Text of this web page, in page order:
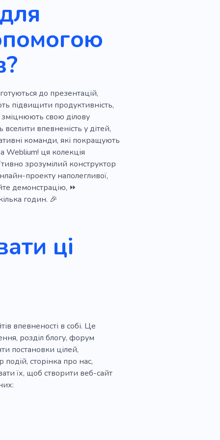
Життєвий тренер
до презентацій,
підвищити продуктивність,
зміцнюють свою ділову
вселити впевненість у дітей,
команди, які покращують
Weblium! ця колекція
зрозумілий конструктор
проекту наполегливої,
демонстрацію, ⏩
годин. 🎉
ці
впевненості в собі. Це
розділ блогу, форум
постановки цілей,
подій, сторінка про нас,
їх, щоб створити веб-сайт